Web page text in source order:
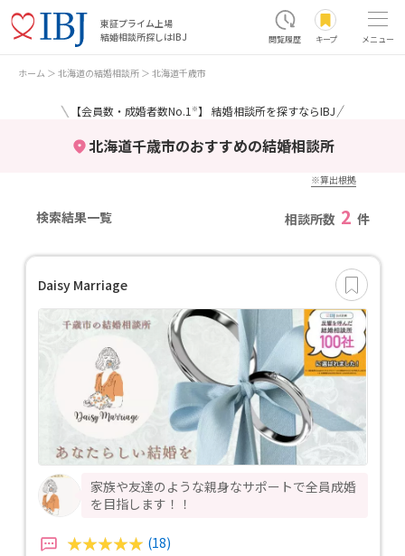
東証プライム上場
結婚相談所探しはIBJ
閲覧履歴 キープ メニュー
ホーム 北海道の結婚相談所 北海道千歳市
＼ 【会員数・成婚者数No.1 ※】 結婚相談所を探すならIBJ／
北海道千歳市のおすすめの結婚相談所
※算出根拠
検索結果一覧 相談所数 2 件
Daisy Marriage
家族や友達のような親身なサポートで全員成婚
を目指します！！
(18)